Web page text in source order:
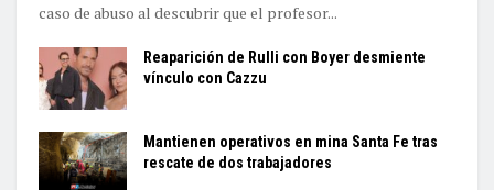
caso de abuso al descubrir que el profesor...
Reaparición de Rulli con Boyer desmiente
vínculo con Cazzu
Mantienen operativos en mina Santa Fe tras
rescate de dos trabajadores